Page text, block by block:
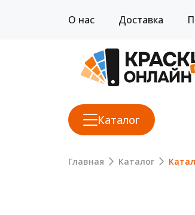
О нас Доставка
Каталог
Главная Каталог